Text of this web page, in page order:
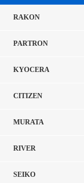
RAKON
PARTRON
KYOCERA
CITIZEN
MURATA
RIVER
SEIKO